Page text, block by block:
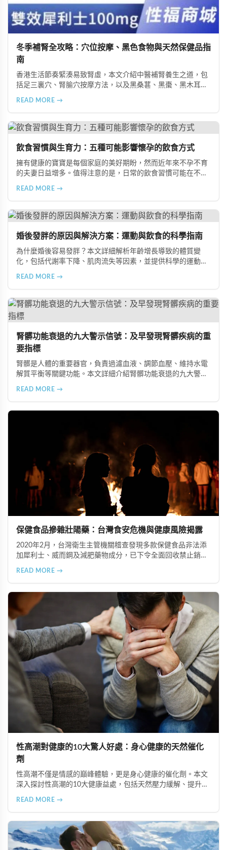
冬季補腎全攻略：穴位按摩、黑色食物與天然保健品指
南
香港生活節奏緊湊易致腎虛，本文介紹中醫補腎養生之道，包
括足三裏穴、腎腧穴按摩方法，以及黑桑葚、黑棗、黑木耳等
READ MORE →
飲食習慣與生育力：五種可能影響懷孕的飲食方式
擁有健康的寶寶是每個家庭的美好期盼，然而近年來不孕不育
的夫妻日益增多。值得注意的是，日常的飲食習慣可能在不知
擔，幫助準備懷孕的夫妻提升受孕機率。
READ MORE →
婚後發胖的原因與解決方案：運動與飲食的科學指南
為什麼婚後容易發胖？本文詳細解析年齡增長導致的體質變
化，包括代謝率下降、肌肉流失等因素，並提供科學的運動與
READ MORE →
腎髒功能衰退的九大警示信號：及早發現腎髒疾病的重
要指標
腎髒是人體的重要器官，負責過濾血液、調節血壓、維持水電
解質平衡等關鍵功能。本文詳細介紹腎髒功能衰退的九大警示
READ MORE →
保健食品摻雜壯陽藥：台灣食安危機與健康風險揭露
2020年2月，台灣衛生主管機關稽查發現多款保健食品非法添
加犀利士、威而鋼及減肥藥物成分，已下令全面回收禁止銷
READ MORE →
性高潮對健康的10大驚人好處：身心健康的天然催化
劑
性高潮不僅是情感的巔峰體驗，更是身心健康的催化劑。本文
深入探討性高潮的10大健康益處，包括天然壓力緩解、提升睡
情感連結。
READ MORE →